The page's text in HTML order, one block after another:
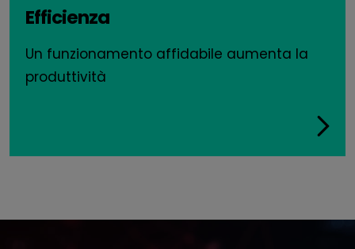
Efficienza
Un funzionamento affidabile aumenta la
produttività